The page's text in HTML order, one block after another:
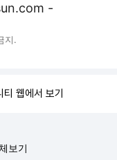
-
지.
웹에서 보기
보기